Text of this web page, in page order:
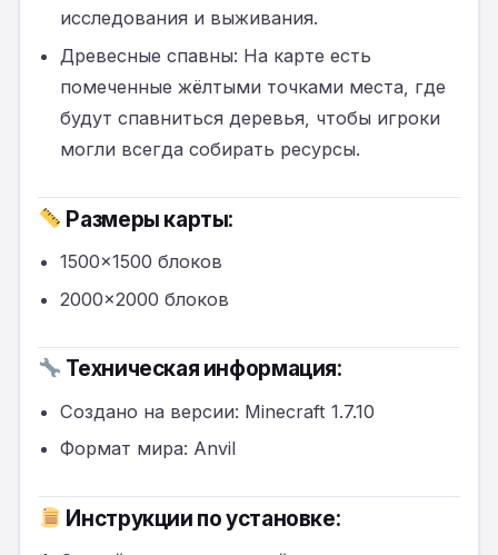
исследования и выживания.
Древесные спавны: На карте есть
помеченные жёлтыми точками места, где
будут спавниться деревья, чтобы игроки
могли всегда собирать ресурсы.
Размеры карты:
1500×1500 блоков
2000×2000 блоков
Техническая информация:
Создано на версии: Minecraft 1.7.10
Формат мира: Anvil
Инструкции по установке: